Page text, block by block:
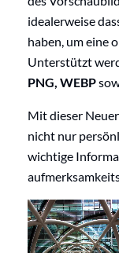
idealerweise
haben, um eine
Unterstützt
PNG, WEBP
Mit dieser
nicht nur
wichtige
Video-
Player